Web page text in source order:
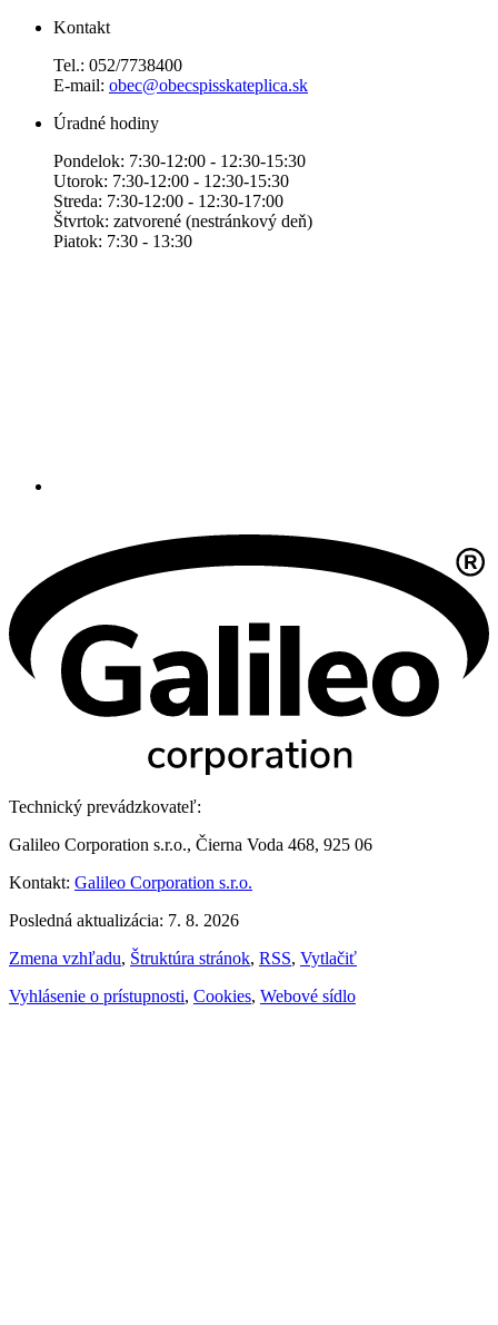
Kontakt
Tel.: 052/7738400
E-mail: obec@obecspisskateplica.sk
Úradné hodiny
Pondelok: 7:30-12:00 - 12:30-15:30
Utorok: 7:30-12:00 - 12:30-15:30
Streda: 7:30-12:00 - 12:30-17:00
Štvrtok: zatvorené (nestránkový deň)
Piatok: 7:30 - 13:30
Technický prevádzkovateľ:
Galileo Corporation s.r.o., Čierna Voda 468, 925 06
Kontakt: Galileo Corporation s.r.o.
Posledná aktualizácia: 7. 8. 2026
Zmena vzhľadu, Štruktúra stránok, RSS, Vytlačiť
Vyhlásenie o prístupnosti, Cookies, Webové sídlo